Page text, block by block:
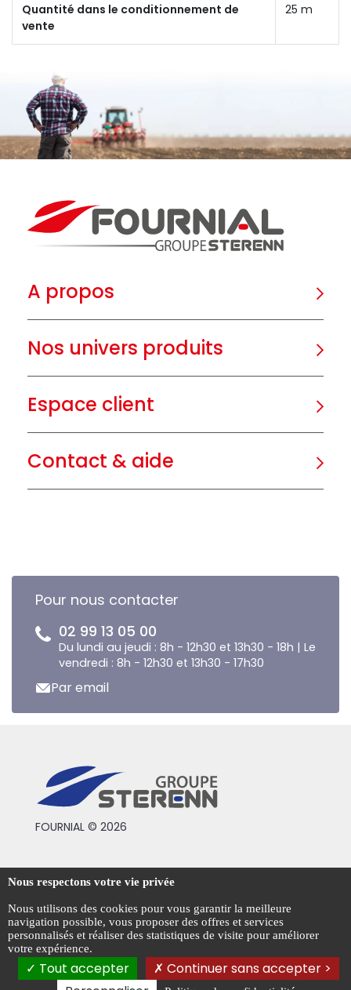
Quantité dans le conditionnement de
vente
25 m
A propos
Nos univers produits
Espace client
Contact & aide
Pour nous contacter
02 99 13 05 00
Du lundi au jeudi : 8h - 12h30 et 13h30 - 18h | Le
vendredi : 8h - 12h30 et 13h30 - 17h30
Par email
FOURNIAL © 2026
Conditions générales de vente
Mentions légales
Politique de confidentialité
Gestion des cookies
Nous respectons votre vie privée
Nous utilisons des cookies pour vous garantir la meilleure
navigation possible, vous proposer des offres et services
personnalisés et réaliser des statistiques de visite pour améliorer
votre expérience.
Tout accepter
Continuer sans accepter >